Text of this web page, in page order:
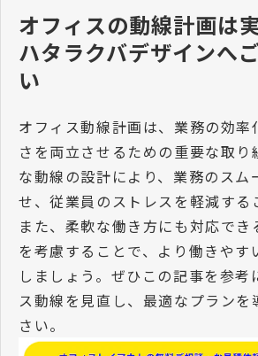
オフィスの動線計画は
ハタラクバデザインへ
い
オフィス動線計画は、業務の効率
さを両立させるための重要な取り
な動線の設計により、業務のスム
せ、従業員のストレスを軽減する
また、柔軟な働き方にも対応で
を考慮することで、より働きやす
しましょう。ぜひこの記事を参考
ス動線を見直し、最適なプランを
さい。